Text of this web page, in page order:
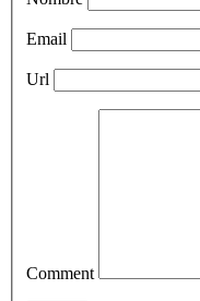
Email
Url
Comment